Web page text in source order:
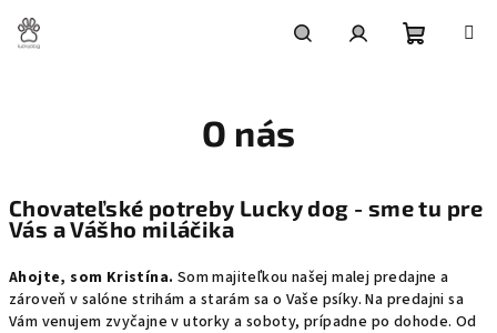
obsah
O nás
Chovateľské potreby Lucky dog - sme tu pre
Vás a Vášho miláčika
Ahojte, som Kristína. Som majiteľkou našej malej predajne a
zároveň v salóne strihám a starám sa o Vaše psíky. Na predajni sa
Vám venujem zvyčajne v utorky a soboty, prípadne po dohode. Od